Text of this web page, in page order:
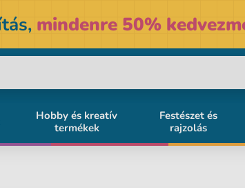
mindenre 50%
Hobby és kreatív
termékek
Festészet és
rajzolás